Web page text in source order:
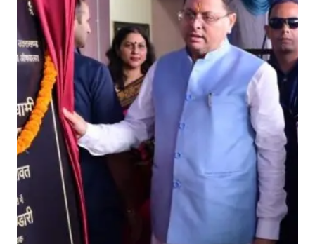
ज
न
दों
औ
का
व
र्चु